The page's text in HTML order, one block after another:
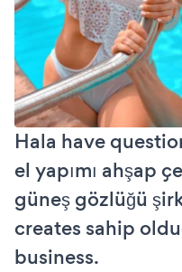
Hala have
el yapımı ahşap
güneş gözlüğü
creates sahip
business.